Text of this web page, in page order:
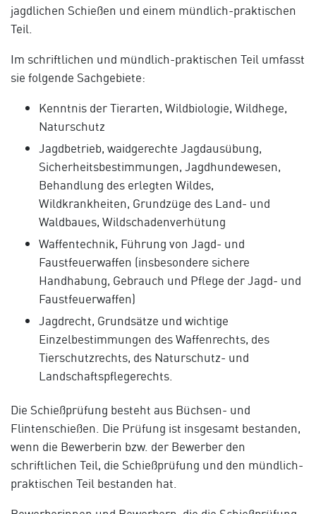
jagdlichen Schießen und einem mündlich-praktischen
Teil.
Im schriftlichen und mündlich-praktischen Teil umfasst
sie folgende Sachgebiete:
Kenntnis der Tierarten, Wildbiologie, Wildhege,
Naturschutz
Jagdbetrieb, waidgerechte Jagdausübung,
Sicherheitsbestimmungen, Jagdhundewesen,
Behandlung des erlegten Wildes,
Wildkrankheiten, Grundzüge des Land- und
Waldbaues, Wildschadenverhütung
Waffentechnik, Führung von Jagd- und
Faustfeuerwaffen (insbesondere sichere
Handhabung, Gebrauch und Pflege der Jagd- und
Faustfeuerwaffen)
Jagdrecht, Grundsätze und wichtige
Einzelbestimmungen des Waffenrechts, des
Tierschutzrechts, des Naturschutz- und
Landschaftspflegerechts.
Die Schießprüfung besteht aus Büchsen- und
Flintenschießen. Die Prüfung ist insgesamt bestanden,
wenn die Bewerberin bzw. der Bewerber den
schriftlichen Teil, die Schießprüfung und den mündlich-
praktischen Teil bestanden hat.